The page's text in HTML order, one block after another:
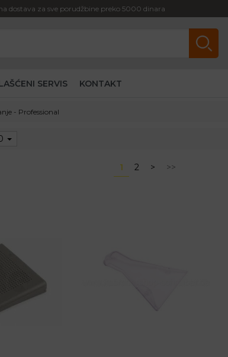
dostava za sve porudžbine preko 5000 dinara
SERVIS KONTAKT
- Professional
1 2 > >>